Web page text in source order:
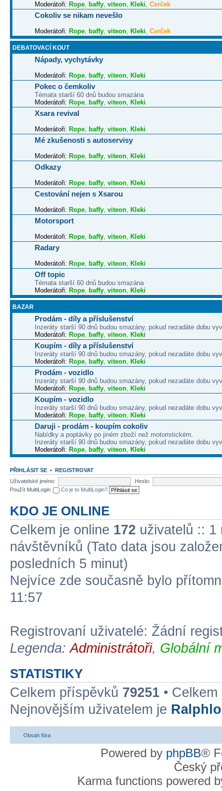
Moderátoři: Rope, baffy, viteon, Kleki, Cvrček
Cokoliv se nikam nevešlo
Moderátoři: Rope, baffy, viteon, Kleki, Cvrček
DEBATOVACÍ KOUT
Nápady, vychytávky
Moderátoři: Rope, baffy, viteon, Kleki
Pokec o čemkoliv
Témata starší 60 dnů budou smazána
Moderátoři: Rope, baffy, viteon, Kleki
Xsara revival
Moderátoři: Rope, baffy, viteon, Kleki
Mé zkušenosti s autoservisy
Moderátoři: Rope, baffy, viteon, Kleki
Odkazy
Moderátoři: Rope, baffy, viteon, Kleki
Cestování nejen s Xsarou
Moderátoři: Rope, baffy, viteon, Kleki
Motorsport
Moderátoři: Rope, baffy, viteon, Kleki
Radary
Moderátoři: Rope, baffy, viteon, Kleki
Off topic
Témata starší 60 dnů budou smazána
Moderátoři: Rope, baffy, viteon, Kleki
BAZAR
Prodám - díly a příslušenství
Inzeráty starší 90 dnů budou smazány, pokud nezadáte dobu
Moderátoři: Rope, baffy, viteon, Kleki
Koupím - díly a příslušenství
Inzeráty starší 90 dnů budou smazány, pokud nezadáte dobu
Moderátoři: Rope, baffy, viteon, Kleki
Prodám - vozidlo
Inzeráty starší 90 dnů budou smazány, pokud nezadáte dobu
Moderátoři: Rope, baffy, viteon, Kleki
Koupím - vozidlo
Inzeráty starší 90 dnů budou smazány, pokud nezadáte dobu
Moderátoři: Rope, baffy, viteon, Kleki
Daruji - prodám - koupím cokoliv
Nabídky a poptávky po jiném zboží než motoristickém.
Inzeráty starší 90 dnů budou smazány, pokud nezadáte dobu
Moderátoři: Rope, baffy, viteon, Kleki
PŘIHLÁSIT SE • REGISTROVAT
Uživatelské jméno:
Heslo:
Použít MultiLogin
Co je to MultiLogin?
KDO JE ONLINE
Celkem je online 172 uživatelů :: 1
návštěvníků (Tato data jsou
posledních 5 minut)
Nejvíce zde současně bylo
11:57
Registrovaní uživatelé: Žádní
Legenda:Administrátoři, Globální
STATISTIKY
Celkem příspěvků 79251 •
Nejnovějším uživatelem je
Obsah fóra
Powered by phpBB®
Český
Karma functions powered